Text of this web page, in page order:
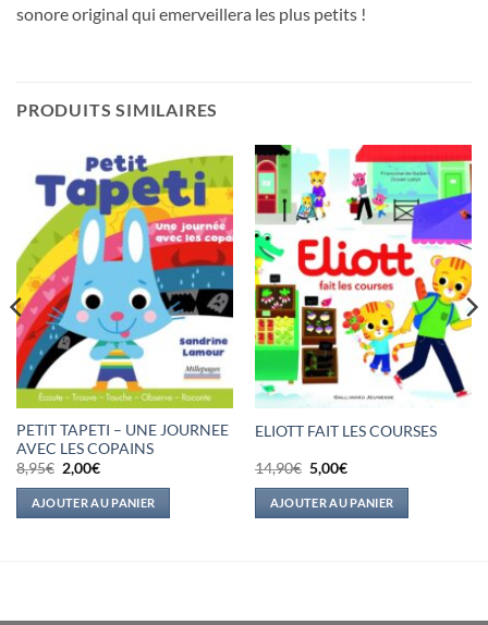
sonore original qui emerveillera les plus petits !
PRODUITS SIMILAIRES
PETIT TAPETI – UNE JOURNEE
AVEC LES COPAINS
8,95€ Le
prix
initial
était :
8,95€.
2,00€Le
actuel
est :
2,00€.
AJOUTER AU PANIER
ELIOTT FAIT LES COURSES
14,90€ Le
prix
initial
était :
14,90€.
5,00€Le
actuel
est :
5,00€.
AJOUTER AU PANIER